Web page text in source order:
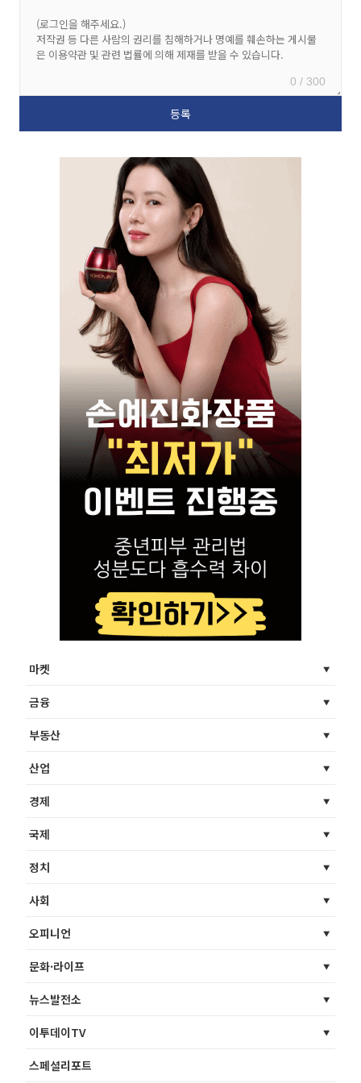
0 / 300
마켓
금융
부동산
산업
경제
국제
정치
사회
오피니언
문화·라이프
뉴스발전소
이투데이TV
스페셜리포트